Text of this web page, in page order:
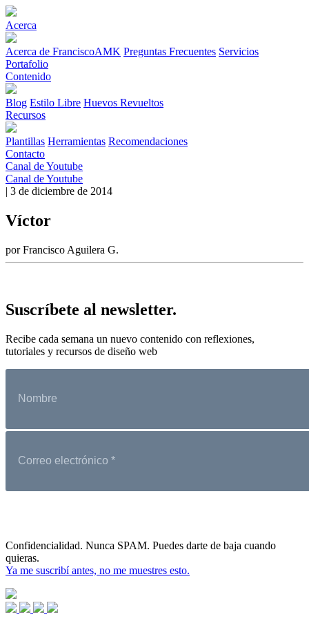
Acerca
Acerca de FranciscoAMK Preguntas Frecuentes Servicios
Portafolio
Contenido
Blog Estilo Libre Huevos Revueltos
Recursos
Plantillas Herramientas Recomendaciones
Contacto
Canal de Youtube
Canal de Youtube
| 3 de diciembre de 2014
Víctor
por Francisco Aguilera G.
Suscríbete al newsletter.
Recibe cada semana un nuevo contenido con reflexiones,
tutoriales y recursos de diseño web
Confidencialidad. Nunca SPAM. Puedes darte de baja cuando
quieras.
Ya me suscribí antes, no me muestres esto.